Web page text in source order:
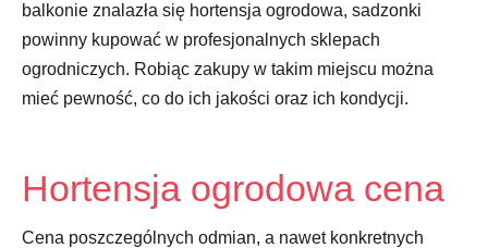
balkonie znalazła się hortensja ogrodowa, sadzonki
powinny kupować w profesjonalnych sklepach
ogrodniczych. Robiąc zakupy w takim miejscu można
mieć pewność, co do ich jakości oraz ich kondycji.
Hortensja ogrodowa cena
Cena poszczególnych odmian, a nawet konkretnych